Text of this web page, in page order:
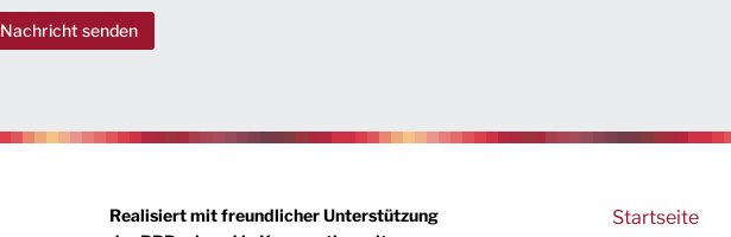
Nachricht senden
Realisiert mit freundlicher Unterstützung
Main
Startseite